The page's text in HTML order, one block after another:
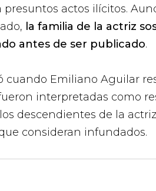
presuntos actos ilícitos.
la familia de la actriz
antes de ser publicado.
cuando Emiliano Aguilar
interpretadas como
descendientes de la
consideran infundados.